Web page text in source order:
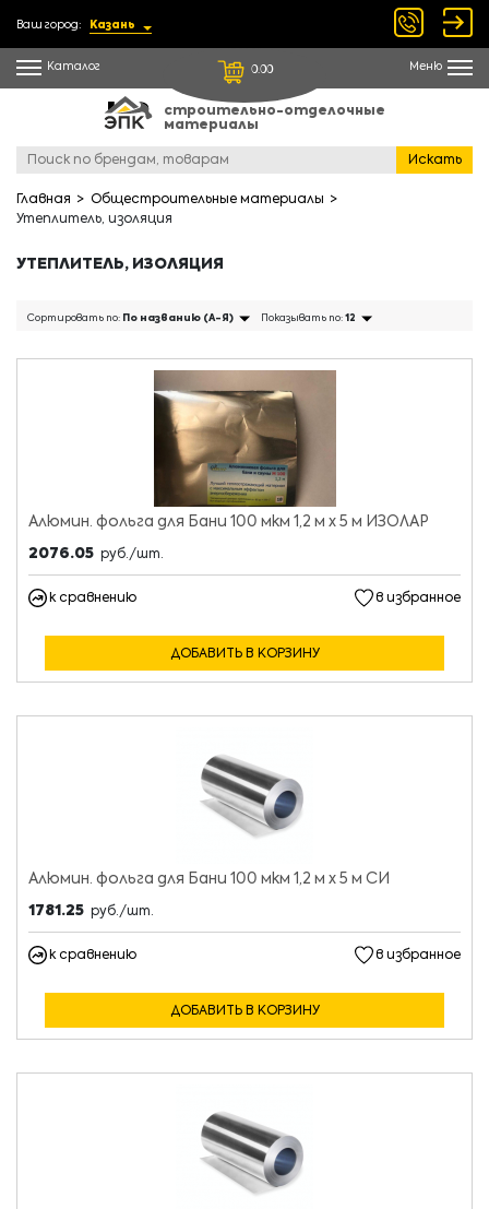
Ваш город: Казань
Каталог 0.00 Меню
строительно-отделочные
материалы
Искать
Главная
Общестроительные материалы
Утеплитель, изоляция
УТЕПЛИТЕЛЬ, ИЗОЛЯЦИЯ
Сортировать по: По названию (А-Я) Показывать по: 12
Алюмин. фольга для Бани 100 мкм 1,2 м х 5 м ИЗОЛАР
2076.05 руб./шт.
к сравнению в избранное
ДОБАВИТЬ В КОРЗИНУ
Алюмин. фольга для Бани 100 мкм 1,2 м х 5 м СИ
1781.25 руб./шт.
к сравнению в избранное
ДОБАВИТЬ В КОРЗИНУ